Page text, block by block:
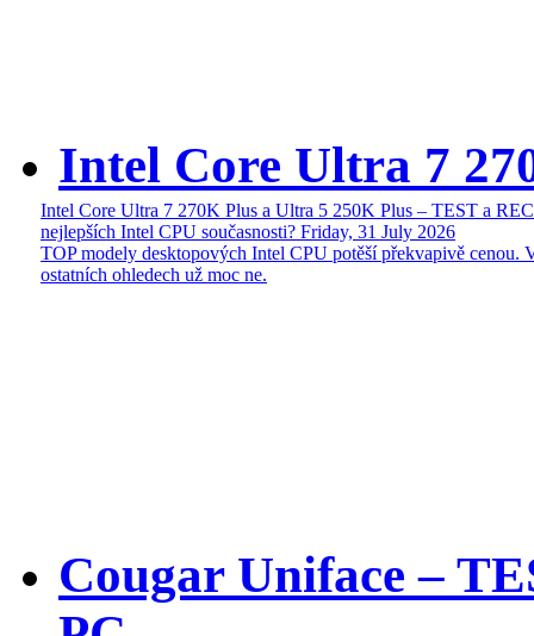
Intel Core Ultra 7
Intel Core Ultra 7 270K Plus a Ultra 5 250K Plus – TEST a
nejlepších Intel CPU současnosti? Friday, 31 July 2026
TOP modely desktopových Intel CPU potěší překvapivě cenou.
ostatních ohledech už moc ne.
Cougar Uniface –